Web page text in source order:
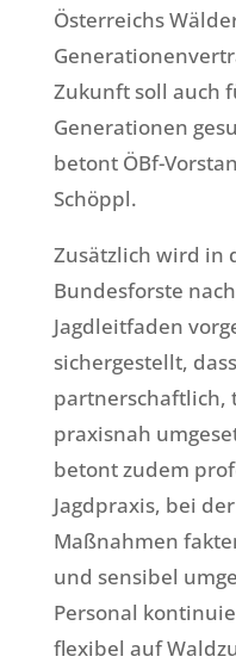
Österreichs
Zukunft soll auch
Generationen
betont ÖBf-
Schöppl.
Zusätzlich wird in
Bundesforste
Jagdleitfaden
sichergestellt,
partnerschaftlich,
praxisnah
betont zudem
Jagdpraxis, bei
Maßnahmen
und sensibel
Personal
flexibel auf